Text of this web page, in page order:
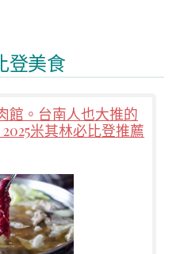
登美食
館。台南人也大推的
米其林必比登推薦